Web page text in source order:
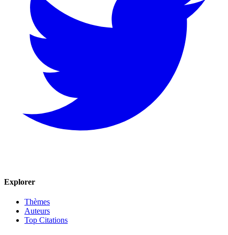
Explorer
Thèmes
Auteurs
Top Citations